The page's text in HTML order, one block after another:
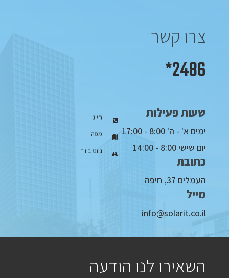
צרו קשר
2486*
שעות פעילות
ימים א' - ה' 8:00 - 17:00
יום שישי 8:00 - 14:00
כתובת
העמלים 37, חיפה
מייל
info@solarit.co.il
חייג
מפה
נווט בוויז
השאירו לנו הודעה